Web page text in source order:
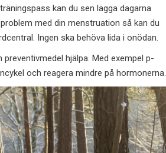
kan du sen lägga dagarna
med din menstruation så kan du
Ingen ska behöva lida i onödan.
hjälpa. Med exempel p-
och reagera mindre på hormonerna.